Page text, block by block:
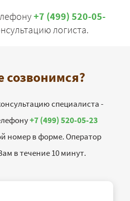
+7 (499) 520-05-
логиста.
созвонимся?
специалиста -
+7 (499) 520-05-23
номер в форме. Оператор
в течение 10 минут.